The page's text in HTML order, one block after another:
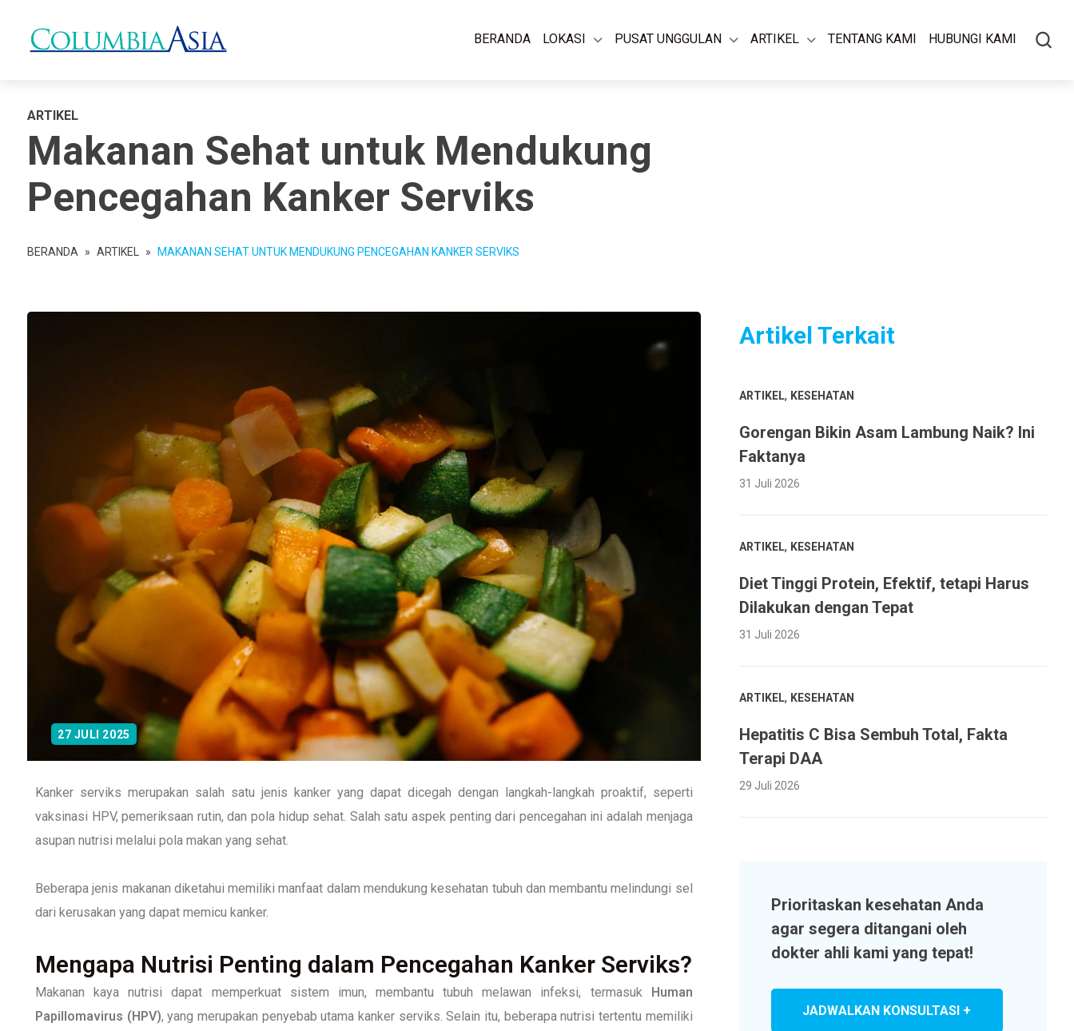
BERANDA LOKASI PUSAT UNGGULAN ARTIKEL TENTANG KAMI HUBUNGI KAMI
ARTIKEL
Makanan Sehat untuk Mendukung
Pencegahan Kanker Serviks
BERANDA » ARTIKEL » MAKANAN SEHAT UNTUK MENDUKUNG PENCEGAHAN KANKER SERVIKS
27 JULI 2025
Kanker serviks merupakan salah satu jenis kanker yang dapat dicegah dengan langkah-langkah proaktif, seperti
vaksinasi HPV, pemeriksaan rutin, dan pola hidup sehat. Salah satu aspek penting dari pencegahan ini adalah menjaga
asupan nutrisi melalui pola makan yang sehat.
Beberapa jenis makanan diketahui memiliki manfaat dalam mendukung kesehatan tubuh dan membantu melindungi sel
dari kerusakan yang dapat memicu kanker.
Mengapa Nutrisi Penting dalam Pencegahan Kanker Serviks?
Makanan kaya nutrisi dapat memperkuat sistem imun, membantu tubuh melawan infeksi, termasuk Human
Papillomavirus (HPV), yang merupakan penyebab utama kanker serviks. Selain itu, beberapa nutrisi tertentu memiliki
Artikel Terkait
ARTIKEL, KESEHATAN
Gorengan Bikin Asam Lambung Naik? Ini
Faktanya
31 Juli 2026
ARTIKEL, KESEHATAN
Diet Tinggi Protein, Efektif, tetapi Harus
Dilakukan dengan Tepat
31 Juli 2026
ARTIKEL, KESEHATAN
Hepatitis C Bisa Sembuh Total, Fakta
Terapi DAA
29 Juli 2026
Prioritaskan kesehatan Anda
agar segera ditangani oleh
dokter ahli kami yang tepat!
JADWALKAN KONSULTASI +